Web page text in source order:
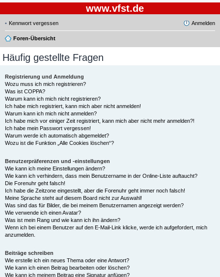
www.vfst.de
Kennwort vergessen Anmelden
Foren-Übersicht
Häufig gestellte Fragen
Registrierung und Anmeldung
Wozu muss ich mich registrieren?
Was ist COPPA?
Warum kann ich mich nicht registrieren?
Ich habe mich registriert, kann mich aber nicht anmelden!
Warum kann ich mich nicht anmelden?
Ich habe mich vor einiger Zeit registriert, kann mich aber nicht mehr anmelden?!
Ich habe mein Passwort vergessen!
Warum werde ich automatisch abgemeldet?
Wozu ist die Funktion „Alle Cookies löschen“?
Benutzerpräferenzen und -einstellungen
Wie kann ich meine Einstellungen ändern?
Wie kann ich verhindern, dass mein Benutzername in der Online-Liste auftaucht?
Die Forenuhr geht falsch!
Ich habe die Zeitzone eingestellt, aber die Forenuhr geht immer noch falsch!
Meine Sprache steht auf diesem Board nicht zur Auswahl!
Was sind das für Bilder, die bei meinem Benutzernamen angezeigt werden?
Wie verwende ich einen Avatar?
Was ist mein Rang und wie kann ich ihn ändern?
Wenn ich bei einem Benutzer auf den E-Mail-Link klicke, werde ich aufgefordert, mich
anzumelden.
Beiträge schreiben
Wie erstelle ich ein neues Thema oder eine Antwort?
Wie kann ich einen Beitrag bearbeiten oder löschen?
Wie kann ich meinem Beitrag eine Signatur anfügen?